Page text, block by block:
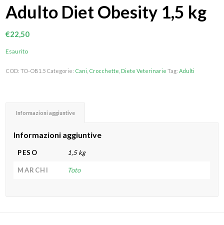
Adulto Diet Obesity 1,5 kg
€22,50
Esaurito
COD:TO-OB1.5 Categorie: Cani Crocchette Diete Veterinarie Tag:Adulti
Informazioni aggiuntive
Informazioni aggiuntive
PESO 1,5 kg
MARCHI Toto